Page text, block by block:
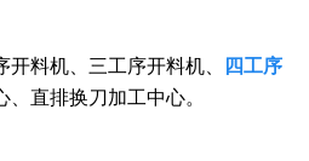
料机、三工序开料机、
四工序
直排换刀加工中心。